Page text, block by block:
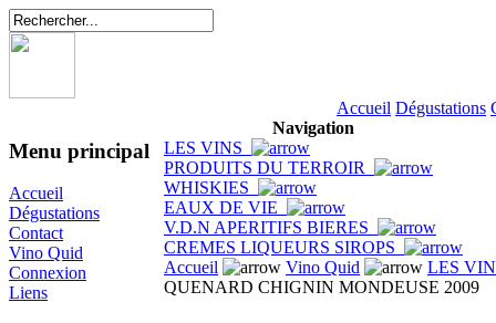
Accueil Dégustations
Menu principal
Accueil
Dégustations
Contact
Vino Quid
Connexion
Liens
Navigation
LES VINS
PRODUITS DU TERROIR
WHISKIES
EAUX DE VIE
V.D.N APERITIFS BIERES
CREMES LIQUEURS SIROPS
Accueil
Vino Quid
LES
QUENARD CHIGNIN MONDEUSE 2009